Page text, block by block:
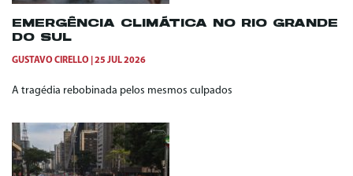
EMERGÊNCIA CLIMÁTICA NO RIO GRANDE
DO SUL
GUSTAVO CIRELLO 25 JUL 2026
A tragédia rebobinada pelos mesmos culpados